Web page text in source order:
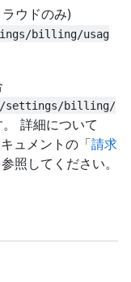
ウドのみ)
billing/usag
settings/billing/
詳細について
ュメントの「請求
参照してください。